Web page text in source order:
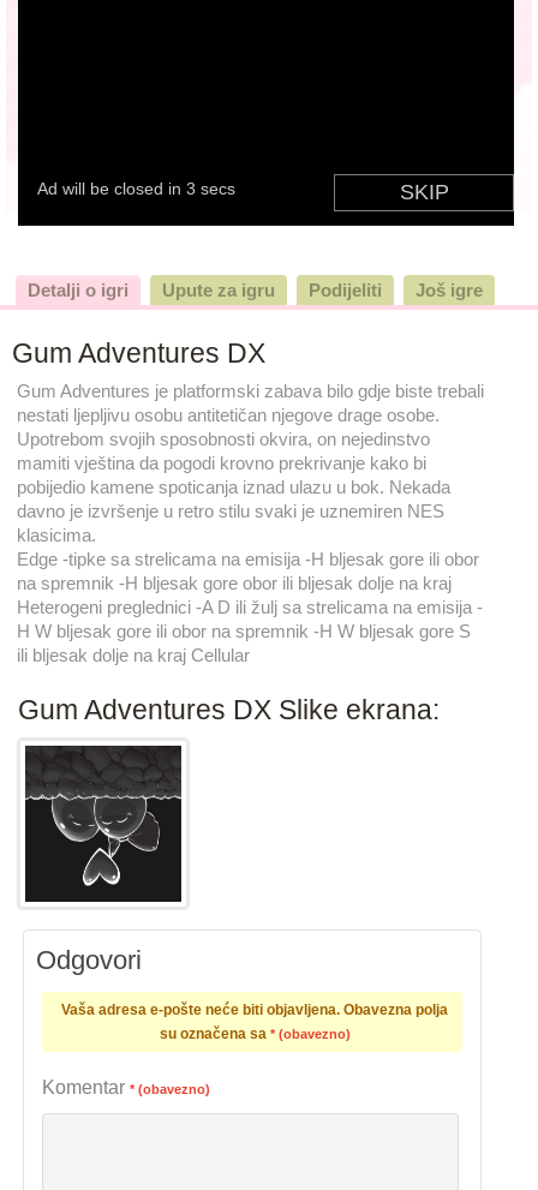
Detalji o igri Upute za igru Podijeliti Još igre
Gum Adventures DX
Gum Adventures je platformski zabava bilo gdje biste trebali
nestati ljepljivu osobu antitetičan njegove drage osobe.
Upotrebom svojih sposobnosti okvira, on nejedinstvo
mamiti vještina da pogodi krovno prekrivanje kako bi
pobijedio kamene spoticanja iznad ulazu u bok. Nekada
davno je izvršenje u retro stilu svaki je uznemiren NES
klasicima.
Edge -tipke sa strelicama na emisija -H bljesak gore ili obor
na spremnik -H bljesak gore obor ili bljesak dolje na kraj
Heterogeni preglednici -A D ili žulj sa strelicama na emisija -
H W bljesak gore ili obor na spremnik -H W bljesak gore S
ili bljesak dolje na kraj Cellular
Gum Adventures DX Slike ekrana:
Odgovori
Vaša adresa e-pošte neće biti objavljena. Obavezna polja
su označena sa * (obavezno)
Komentar * (obavezno)